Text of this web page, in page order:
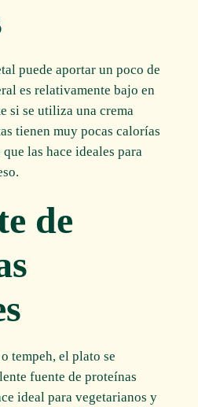
puede aportar un poco de
es relativamente bajo en
si se utiliza una crema
tienen muy pocas calorías
las hace ideales para
de
tempeh, el plato se
fuente de proteínas
ideal para vegetarianos y